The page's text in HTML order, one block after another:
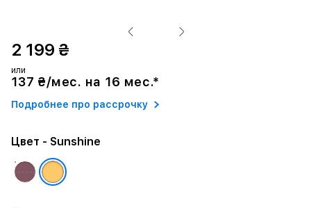
2 199 ₴
или
137 ₴/мес. на 16 мес.*
Подробнее про рассрочку
Цвет - Sunshine